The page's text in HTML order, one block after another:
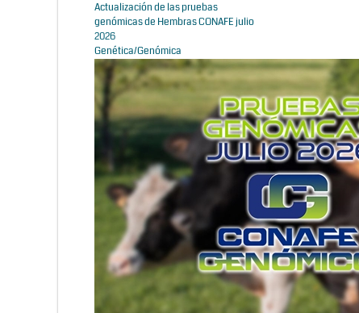
Actualización de las pruebas
genómicas de Hembras CONAFE julio
2026
Genética/Genómica